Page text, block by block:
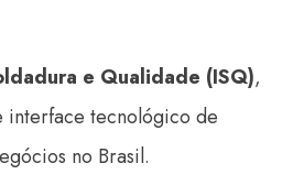
e Qualidade (ISQ),
interface tecnológico de
no Brasil.